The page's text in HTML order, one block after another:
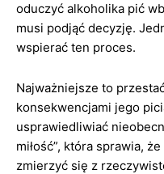
oduczyć alkoholika pić
musi podjąć decyzję.
wspierać ten proces.
Najważniejsze to
konsekwencjami jego
usprawiedliwiać
miłość”, która sprawia,
zmierzyć się z